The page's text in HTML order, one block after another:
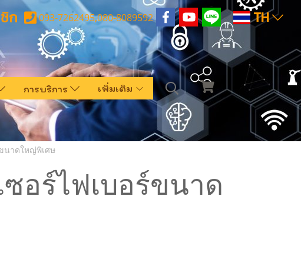
ก 093-7262495,080-8089592 TH
การบริการ เพิ่มเติม
ขนาดใหญ่พิเศษ
ซอร์ไฟเบอร์ขนาด